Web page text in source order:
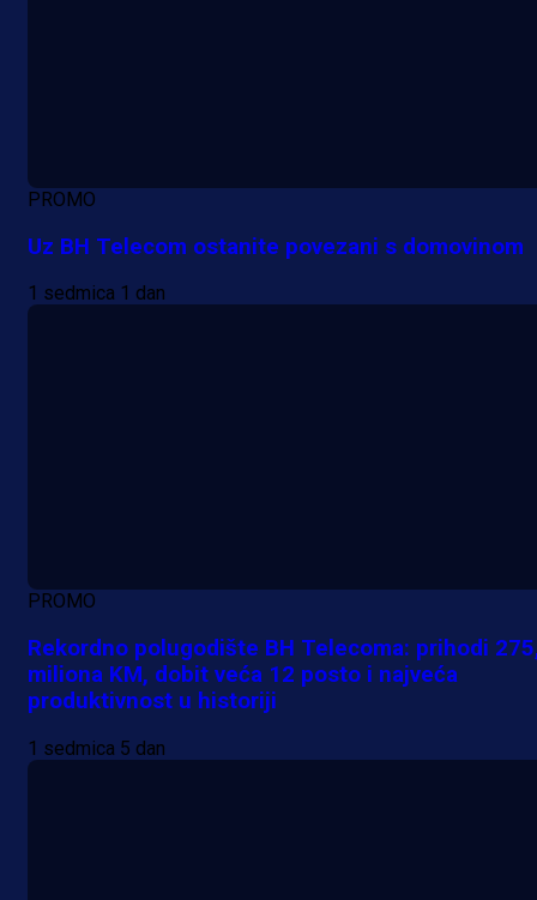
PROMO
Uz BH Telecom ostanite povezani s domovinom
1 sedmica 1 dan
PROMO
Rekordno polugodište BH Telecoma: prihodi
miliona KM, dobit veća 12 posto i najveća
produktivnost u historiji
1 sedmica 5 dan